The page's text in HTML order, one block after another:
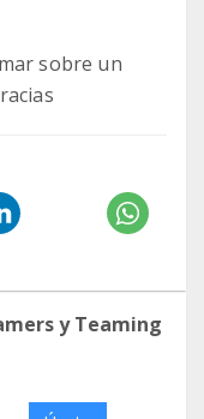
sobre un
y Teaming